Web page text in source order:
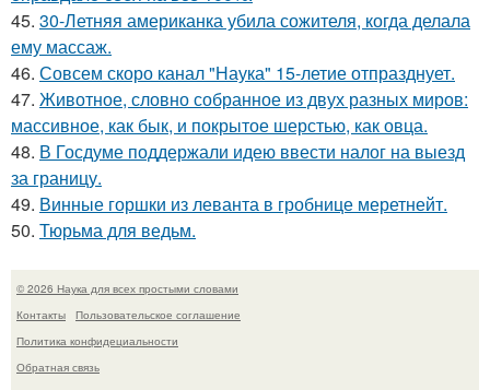
45. 30-Летняя американка убила сожителя, когда делала
ему массаж.
46. Совсем скоро канал "Наука" 15-летие отпразднует.
47. Животное, словно собранное из двух разных миров:
массивное, как бык, и покрытое шерстью, как овца.
48. В Госдуме поддержали идею ввести налог на выезд
за границу.
49. Винные горшки из леванта в гробнице меретнейт.
50. Тюрьма для ведьм.
© 2026 Наука для всех простыми словами
Контакты
Пользовательское соглашение
Политика конфидециальности
Обратная связь